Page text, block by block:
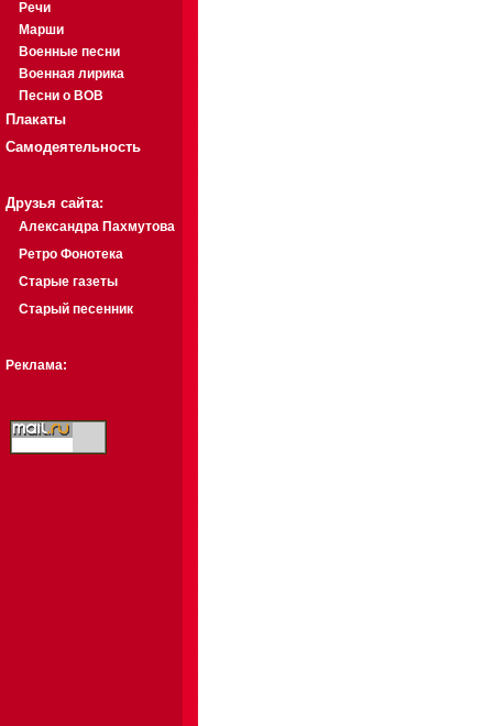
Речи
Марши
Военные песни
Военная лирика
Песни о ВОВ
Плакаты
Самодеятельность
Друзья сайта:
Александра Пахмутова
Ретро Фонотека
Старые газеты
Старый песенник
Реклама: